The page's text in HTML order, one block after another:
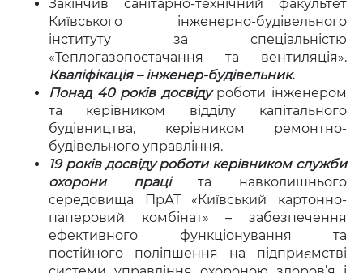
Закінчив санітарно-технічний факультет
Київського інженерно-будівельного
інституту за спеціальністю
«Теплогазопостачання та вентиляція».
Кваліфікація – інженер-будівельник.
Понад 40 років досвідуроботи інженером
та керівником відділу капітального
будівництва, керівником ремонтно-
будівельного управління.
19 років досвіду роботи керівником служби
охорони праціта навколишнього
середовища ПрАТ «Київський картонно-
паперовий комбінат» – забезпечення
ефективного функціонування та
постійного поліпшення на підприємстві